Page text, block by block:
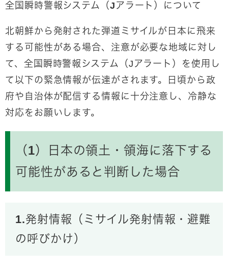
全国瞬時警報システム（Jアラート）について
北朝鮮から発射された弾道ミサイルが日本に飛来
する可能性がある場合、注意が必要な地域に対し
て、全国瞬時警報システム（Jアラート）を使用し
て以下の緊急情報が伝達がされます。日頃から政
府や自治体が配信する情報に十分注意し、冷静な
対応をお願いします。
（1）日本の領土・領海に落下する
可能性があると判断した場合
1.発射情報（ミサイル発射情報・避難
の呼びかけ）